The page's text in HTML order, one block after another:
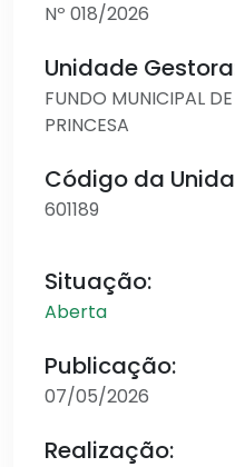
Nº 018/2026
Unidade
FUNDO MUNICIPAL
PRINCESA
Código da
601189
Situação:
Aberta
Publicação:
07/05/2026
Realização: